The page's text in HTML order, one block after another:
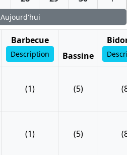
Aujourd'hui
Barbecue
Description Bassine
Bidon
(1) (5) (8)
(1) (5) (8)